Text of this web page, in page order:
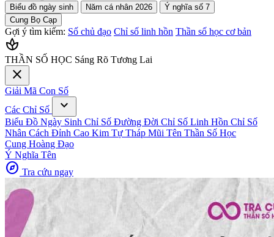
Biểu đồ ngày sinh Năm cá nhân 2026
Ý nghĩa số 7
Cung Bọ Cạp
Gợi ý tìm kiếm: Số chủ đạo Chỉ số linh hồn Thần số học cơ bản
spa
THẦN SỐ HỌC Sáng Rõ Tương Lai
close
Giải Mã Con Số
Các Chỉ Số
expand_more
Biểu Đồ Ngày Sinh Chỉ Số Đường Đời Chỉ Số Linh Hồn Chỉ Số
Nhân Cách Đỉnh Cao Kim Tự Tháp Mũi Tên Thần Số Học
Cung Hoàng Đạo
Ý Nghĩa Tên
explore Tra cứu ngay